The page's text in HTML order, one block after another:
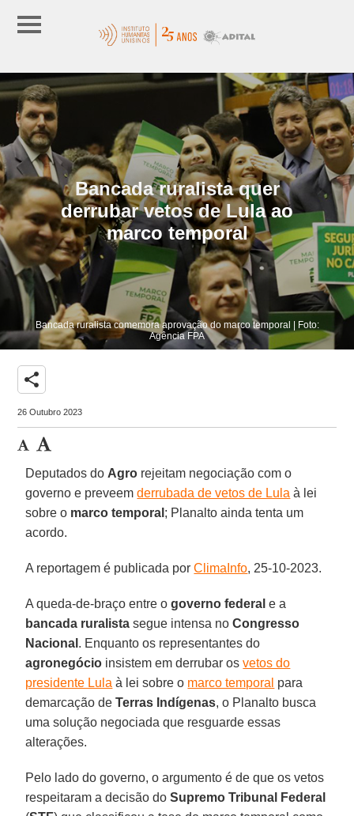
Bancada ruralista quer
derrubar vetos de Lula ao
marco temporal
Bancada ruralista comemora aprovação do marco temporal | Foto:
Agência FPA
share
26 Outubro 2023
Deputados do Agro rejeitam negociação com o
governo e preveemderrubada de vetos de Lula à lei
sobre o marco temporal ; Planalto ainda tenta um
acordo.
A reportagem é publicada porClimaInfo, 25-10-2023.
A queda-de-braço entre ogoverno federal e a
bancada ruralista segue intensa noCongresso
Nacional . Enquanto os representantes do
agronegócio insistem em derrubar osvetos do
presidente Lula à lei sobre o marco temporal para
demarcação deTerras Indígenas, o Planalto busca
uma solução negociada que resguarde essas
alterações.
Pelo lado do governo, o argumento é de que os vetos
respeitaram a decisão doSupremo Tribunal Federal